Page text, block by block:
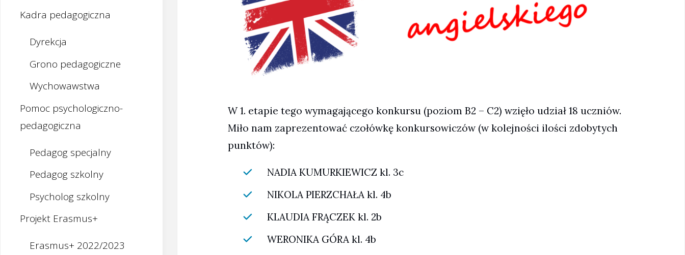
W 1. etapie tego wymagającego konkursu (poziom B2 – C2) wzięło udział 18 uczniów.
Miło nam zaprezentować czołówkę konkursowiczów (w kolejności ilości zdobytych
punktów):
NADIA KUMURKIEWICZ kl. 3c
NIKOLA PIERZCHAŁA kl. 4b
KLAUDIA FRĄCZEK kl. 2b
WERONIKA GÓRA kl. 4b
Kadra pedagogiczna
Dyrekcja
Grono pedagogiczne
Wychowawstwa
Pomoc psychologiczno-
pedagogiczna
Pedagog specjalny
Pedagog szkolny
Psycholog szkolny
Projekt Erasmus+
Erasmus+ 2022/2023